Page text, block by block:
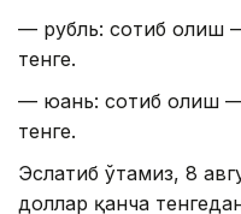
— рубль: сотиб олиш
тенге.
— юань: сотиб олиш
тенге.
Эслатиб ўтамиз, 8
доллар қанча